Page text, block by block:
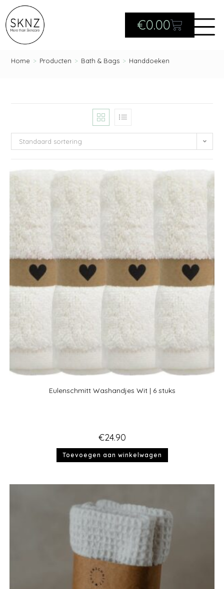
€0.00
Home > Producten > Bath & Bags > Handdoeken
Standaard sortering
Eulenschmitt Washandjes Wit | 6 stuks
€24.90
Toevoegen aan winkelwagen